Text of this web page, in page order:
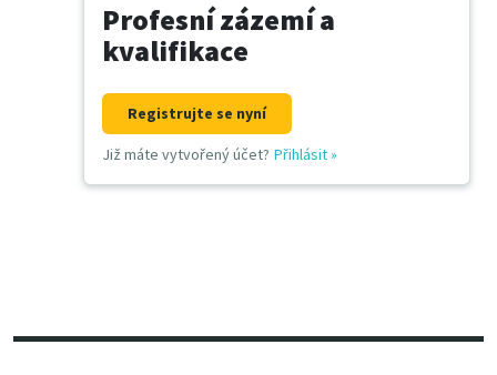
Profesní zázemí a
kvalifikace
Registrujte se nyní
Již máte vytvořený účet? Přihlásit»